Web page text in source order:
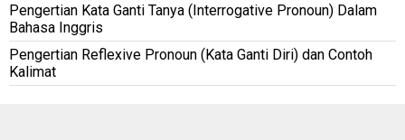
Pengertian Kata Ganti Tanya (Interrogative Pronoun) Dalam
Bahasa Inggris
Pengertian Reflexive Pronoun (Kata Ganti Diri) dan Contoh
Kalimat